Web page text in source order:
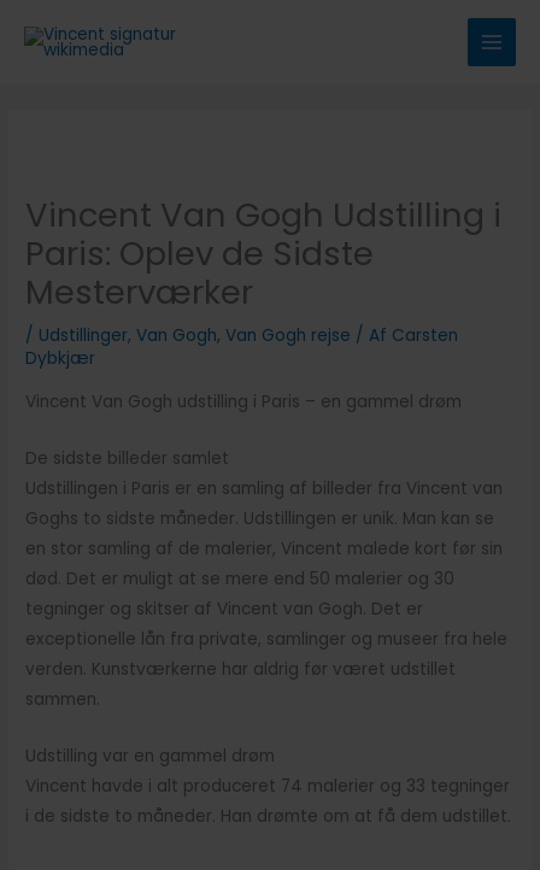
Vincent Van Gogh Udstilling i
Paris: Oplev de Sidste
Mesterværker
/ Udstillinger,Van Gogh,Van Gogh rejse / Af Carsten
Dybkjær
Vincent Van Gogh udstilling i Paris – en gammel drøm
De sidste billeder samlet
Udstillingen i Paris er en samling af billeder fra Vincent van
Goghs to sidste måneder. Udstillingen er unik. Man kan se
en stor samling af de malerier, Vincent malede kort før sin
død. Det er muligt at se mere end 50 malerier og 30
tegninger og skitser af Vincent van Gogh. Det er
exceptionelle lån fra private, samlinger og museer fra hele
verden. Kunstværkerne har aldrig før været udstillet
sammen.
Udstilling var en gammel drøm
Vincent havde i alt produceret 74 malerier og 33 tegninger
i de sidste to måneder. Han drømte om at få dem udstillet.